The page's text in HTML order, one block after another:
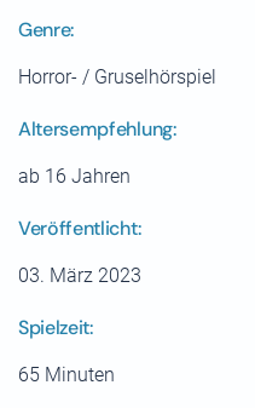
Genre:
Horror- / Gruselhörspiel
Altersempfehlung:
ab 16 Jahren
Veröffentlicht:
03. März 2023
Spielzeit:
65 Minuten